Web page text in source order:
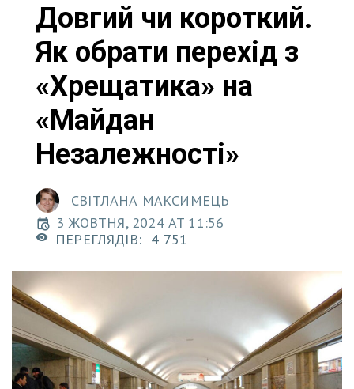
Довгий чи короткий.
Як обрати перехід з
«Хрещатика» на
«Майдан
Незалежності»
СВІТЛАНА МАКСИМЕЦЬ
3 ЖОВТНЯ, 2024 AT 11:56
ПЕРЕГЛЯДІВ: 4 751